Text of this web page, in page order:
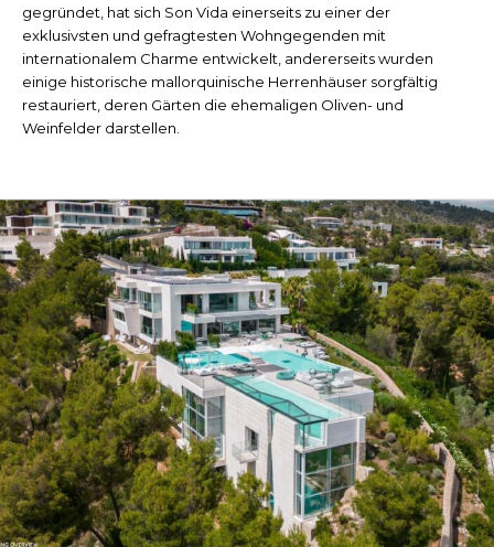
gegründet, hat sich Son Vida einerseits zu einer der
exklusivsten und gefragtesten Wohngegenden mit
internationalem Charme entwickelt, andererseits wurden
einige historische mallorquinische Herrenhäuser sorgfältig
restauriert, deren Gärten die ehemaligen Oliven- und
Weinfelder darstellen.